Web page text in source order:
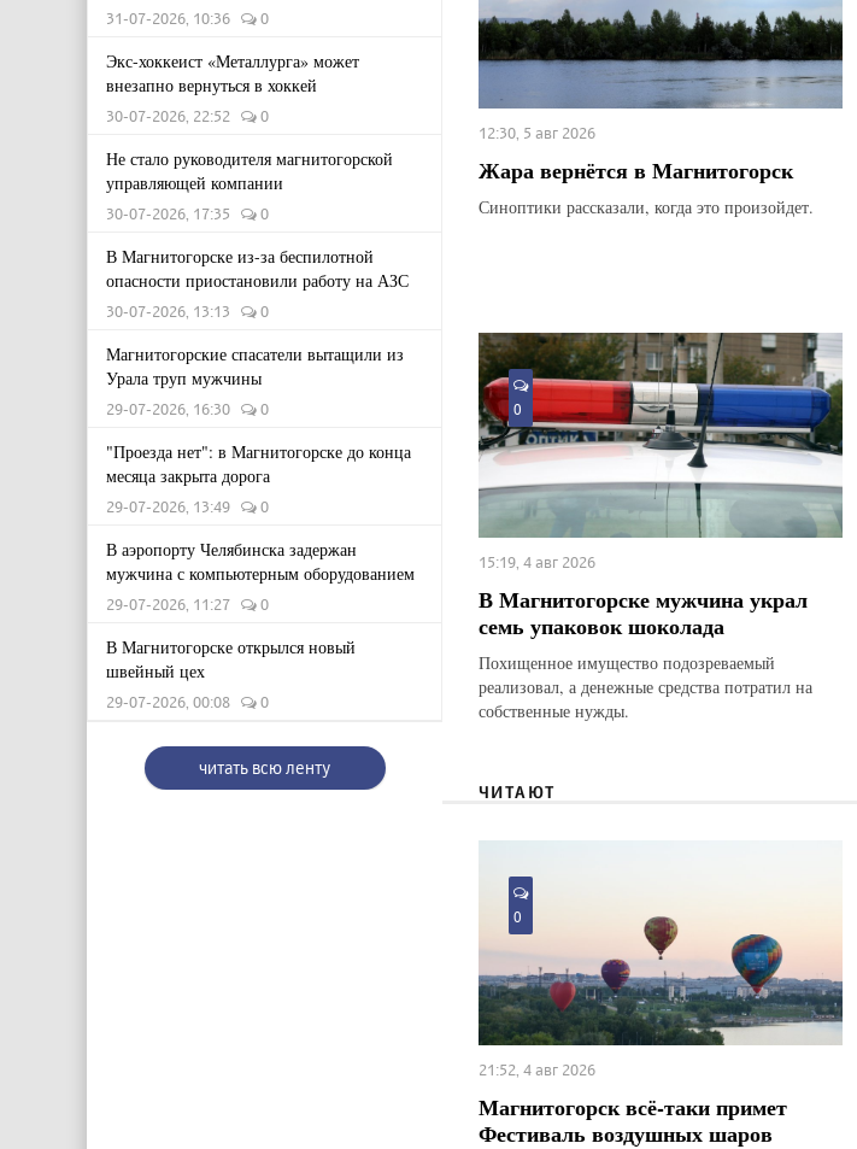
31-07-2026, 10:36 0
Экс-хоккеист «Металлурга» может
внезапно вернуться в хоккей
30-07-2026, 22:52 0
Не стало руководителя магнитогорской
управляющей компании
30-07-2026, 17:35 0
В Магнитогорске из-за беспилотной
опасности приостановили работу на АЗС
30-07-2026, 13:13 0
Магнитогорские спасатели вытащили из
Урала труп мужчины
29-07-2026, 16:30 0
"Проезда нет": в Магнитогорске до конца
месяца закрыта дорога
29-07-2026, 13:49 0
В аэропорту Челябинска задержан
мужчина с компьютерным оборудованием
29-07-2026, 11:27 0
В Магнитогорске открылся новый
швейный цех
29-07-2026, 00:08 0
читать всю ленту
12:30, 5 авг 2026
Жара вернётся в Магнитогорск
Синоптики рассказали, когда это произойдет.
0
15:19, 4 авг 2026
В Магнитогорске мужчина украл
семь упаковок шоколада
Похищенное имущество подозреваемый
реализовал, а денежные средства потратил на
собственные нужды.
ЧИТАЮТ
0
21:52, 4 авг 2026
Магнитогорск всё-таки примет
Фестиваль воздушных шаров